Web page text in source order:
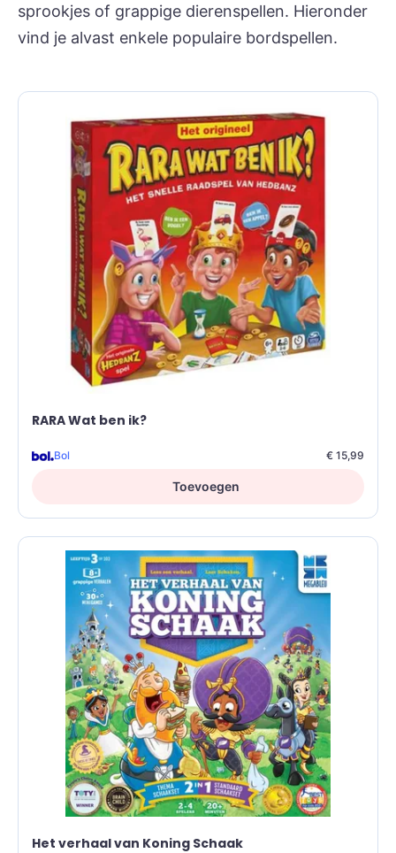
sprookjes of grappige dierenspellen. Hieronder
vind je alvast enkele populaire bordspellen.
RARA Wat ben ik?
Bol € 15,99
Toevoegen
Het verhaal van Koning Schaak